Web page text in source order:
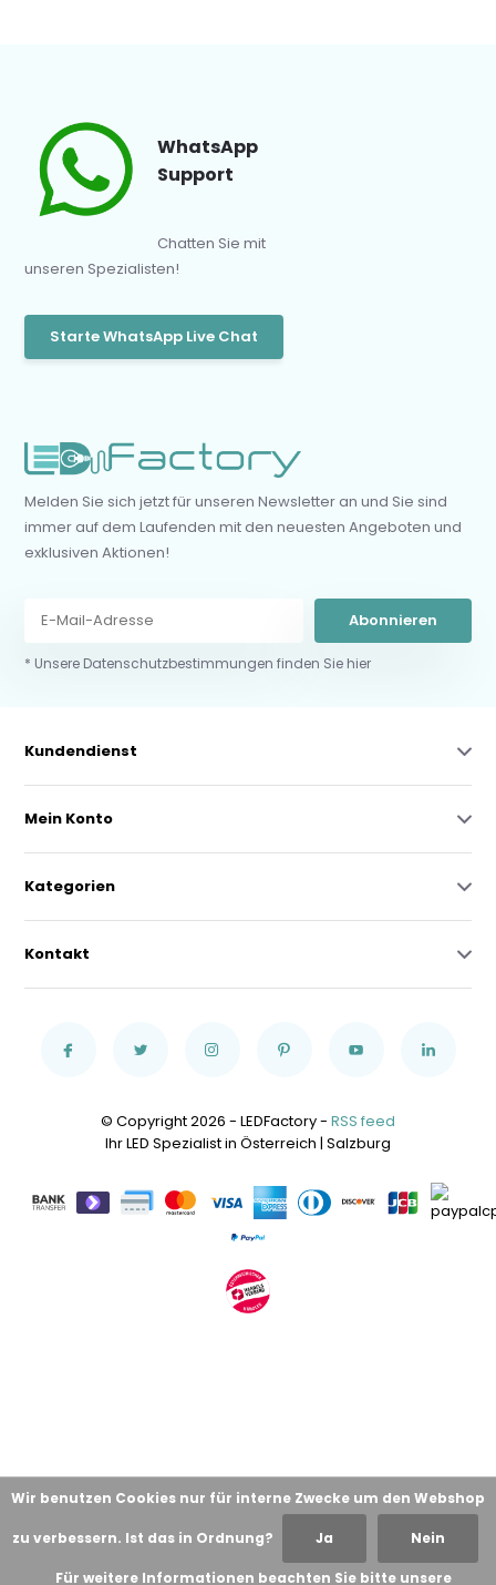
WhatsApp
Support
Chatten Sie mit
unseren Spezialisten!
Starte WhatsApp Live Chat
Melden Sie sich jetzt für unseren Newsletter an und Sie sind
immer auf dem Laufenden mit den neuesten Angeboten und
exklusiven Aktionen!
Abonnieren
* Unsere Datenschutzbestimmungen finden Sie hier
Kundendienst
Mein Konto
Kategorien
Kontakt
© Copyright 2026 - LEDFactory - RSS feed
Ihr LED Spezialist in Österreich | Salzburg
Wir benutzen Cookies nur für interne Zwecke um den Webshop
zu verbessern. Ist das in Ordnung? Ja Nein
Für weitere Informationen beachten Sie bitte unsere